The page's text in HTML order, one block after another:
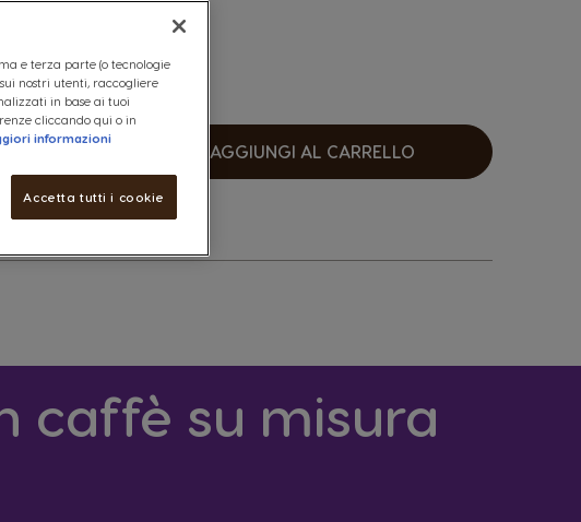
AGGIUNGI AL CARRELLO
caffè su misura
e terza parte (o tecnologie
nostri utenti, raccogliere
in base ai tuoi
cliccando qui o in
informazioni
Accetta tutti i cookie